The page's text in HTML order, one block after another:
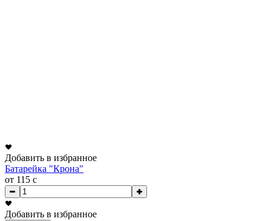
Добавить в избранное
Батарейка "Крона"
от 115 c
Добавить в избранное